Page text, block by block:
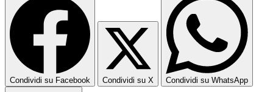
Condividi su Facebook Condividi su X Condividi su WhatsApp